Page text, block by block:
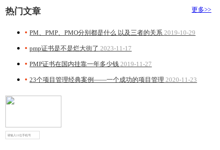
热门文章 更多>>
PM、PMP、PMO分别都是什么 以及三者的关系 2019-10-29
pmp证书是不是烂大街了 2023-11-17
PMP证书在国内挂靠一年多少钱 2019-11-27
23个项目管理经典案例——一个成功的项目管理 2020-11-23